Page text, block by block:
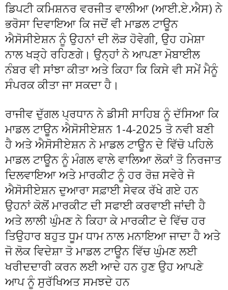
ਡਿਪਟੀ ਕਮਿਸ਼ਨਰ ਵਰਜੀਤ ਵਾਲੀਆ (ਆਈ.ਏ.ਐਸ) ਨੇ
ਭਰੋਸਾ ਦਿਵਾਇਆ ਕਿ ਜਦੋਂ ਵੀ ਮਾਡਲ ਟਾਊਨ
ਐਸੋਸੀਏਸ਼ਨ ਨੂੰ ਉਹਨਾਂ ਦੀ ਲੋੜ ਹੋਵੇਗੀ, ਉਹ ਹਮੇਸ਼ਾ
ਨਾਲ ਖੜ੍ਹੇ ਰਹਿਣਗੇ। ਉਨ੍ਹਾਂ ਨੇ ਆਪਣਾ ਮੋਬਾਈਲ
ਨੰਬਰ ਵੀ ਸਾਂਝਾ ਕੀਤਾ ਅਤੇ ਕਿਹਾ ਕਿ ਕਿਸੇ ਵੀ ਸਮੇਂ ਮੈਨੂੰ
ਸੰਪਰਕ ਕੀਤਾ ਜਾ ਸਕਦਾ ਹੈ।
ਰਾਜੀਵ ਦੁੱਗਲ ਪ੍ਰਧਾਨ ਨੇ ਡੀਸੀ ਸਾਹਿਬ ਨੂੰ ਦੱਸਿਆ ਕਿ
ਮਾਡਲ ਟਾਊਨ ਐਸੋਸੀਏਸ਼ਨ 1-4-2025 ਤੋ ਨਵੀ ਬਣੀ
ਹੈ ਅਤੇ ਐਸੋਸੀਏਸ਼ਨ ਨੇ ਮਾਡਲ ਟਾਊਨ ਦੇ ਵਿੱਚੋ ਪਹਿਲੇ
ਮਾਡਲ ਟਾਊਨ ਨੂੰ ਮੰਗਲ ਵਾਲੇ ਵਾਲਿਆ ਲੋਕਾਂ ਤੋ ਨਿਰਜਾਤ
ਦਿਲਵਾਇਆ ਅਤੇ ਮਾਰਕੀਟ ਨੂੰ ਹਰ ਰੋਜ਼ ਸਵੇਰੇ ਜੋ
ਐਸੋਸੀਏਸ਼ਨ ਦੁਆਰਾ ਸਫ਼ਾਈ ਸੇਵਕ ਰੱਖੇ ਗਏ ਹਨ
ਉਹਨਾਂ ਕੋਲੋਂ ਮਾਰਕੀਟ ਦੀ ਸਫਾਈ ਕਰਵਾਈ ਜਾਂਦੀ ਹੈ
ਅਤੇ ਲਾਲੀ ਘੁੰਮਣ ਨੇ ਕਿਹਾ ਕੇ ਮਾਰਕੀਟ ਦੇ ਵਿੱਚ ਹਰ
ਤਿਉਹਾਰ ਬਹੁਤ ਧੂਮ ਧਾਮ ਨਾਲ ਮਨਾਇਆ ਜਾਦਾ ਹੈ ਅਤੇ
ਜੋ ਲੋਕ ਵਿਦੇਸ਼ਾ ਤੋ ਮਾਡਲ ਟਾਊਨ ਵਿੱਚ ਘੁੰਮਣ ਲਈ
ਖਰੀਦਦਾਰੀ ਕਰਨ ਲਈ ਆਦੇ ਹਨ ਹੁਣ ਉਹ ਆਪਣੇ
ਆਪ ਨੂੰ ਸੁਰੱਖਿਅਤ ਸਮਝਦੇ ਹਨ